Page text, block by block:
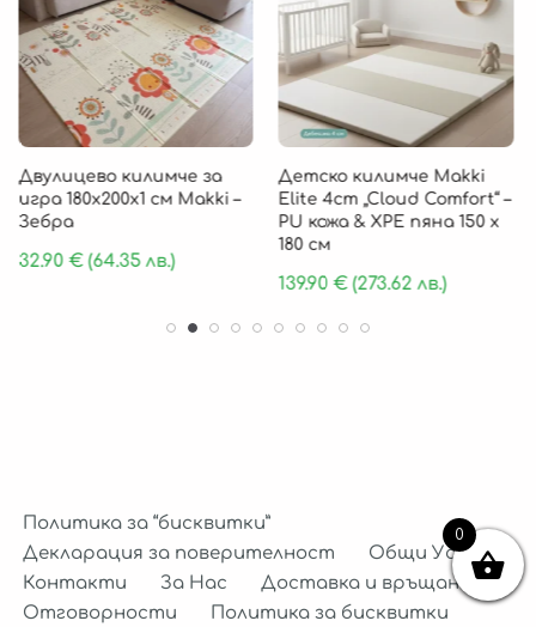
Двулицево килимче за
игра 180х200х1 см Makki –
Зебра
32.90 €(64.35 лв.)
Детско килимче Makki
Elite 4cm „Cloud Comfort“ –
PU кожа & XPE пяна 150 х
180 см
139.90€(273.62 лв.)
Политика за “бисквитки”
Декларация за поверителност
Общи Условия
Контакти
За Нас
Доставка и връщане
Отговорности
Политика за бисквитки
0